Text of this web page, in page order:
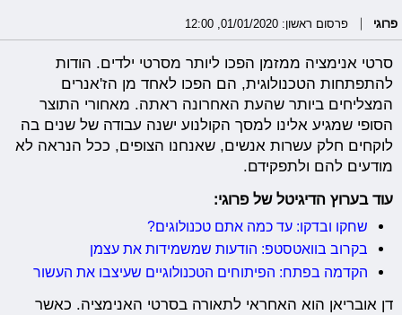
פרוגי פרסום ראשון: 01/01/2020, 12:00
סרטי אנימציה ממזמן הפכו ליותר מסרטי ילדים. הודות
להתפתחות הטכנולוגית, הם הפכו לאחד מן הז'אנרים
המצליחים ביותר שהעת האחרונה ראתה. מאחורי התוצר
הסופי שמגיע אלינו למסך הקולנוע ישנה עבודה של שנים בה
לוקחים חלק עשרות אנשים, שאנחנו הצופים, ככל הנראה לא
מודעים להם ולתפקידם.
עוד בערוץ הדיגיטל של פרוגי:
שחקו ובדקו: עד כמה אתם טכנולוגים?
בקרוב בוואטסטפ: הודעות שמשמידות את עצמן
הקדמה בפתח: הפיתוחים הטכנולוגיים שעיצבו את העשור
דן אובריאן הוא האחראי לתאורה בסרטי האנימציה. כאשר